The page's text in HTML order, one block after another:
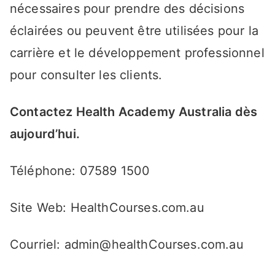
nécessaires pour prendre des décisions
éclairées ou peuvent être utilisées pour la
carrière et le développement professionnel
pour consulter les clients.
Contactez Health Academy Australia dès
aujourd’hui.
Téléphone: 07589 1500
Site Web: HealthCourses.com.au
Courriel: admin@healthCourses.com.au